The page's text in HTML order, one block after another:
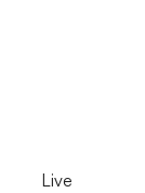
Live